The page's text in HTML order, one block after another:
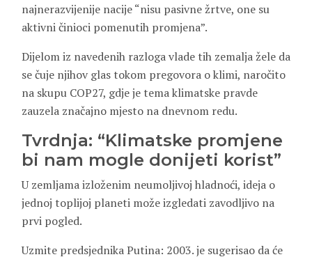
najnerazvijenije nacije “nisu pasivne žrtve, one su
aktivni činioci pomenutih promjena”.
Dijelom iz navedenih razloga vlade tih zemalja žele da
se čuje njihov glas tokom pregovora o klimi, naročito
na skupu COP27, gdje je tema klimatske pravde
zauzela značajno mjesto na dnevnom redu.
Tvrdnja: “Klimatske promjene
bi nam mogle donijeti korist”
U zemljama izloženim neumoljivoj hladnoći, ideja o
jednoj toplijoj planeti može izgledati zavodljivo na
prvi pogled.
Uzmite predsjednika Putina: 2003. je sugerisao da će